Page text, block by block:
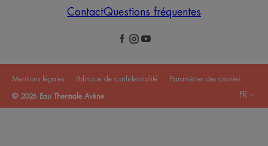
ContactQuestions fréquentes
Mentions légales Politique de confidentialité Paramètres des cookies
© 2026 Eau Thermale Avène FR